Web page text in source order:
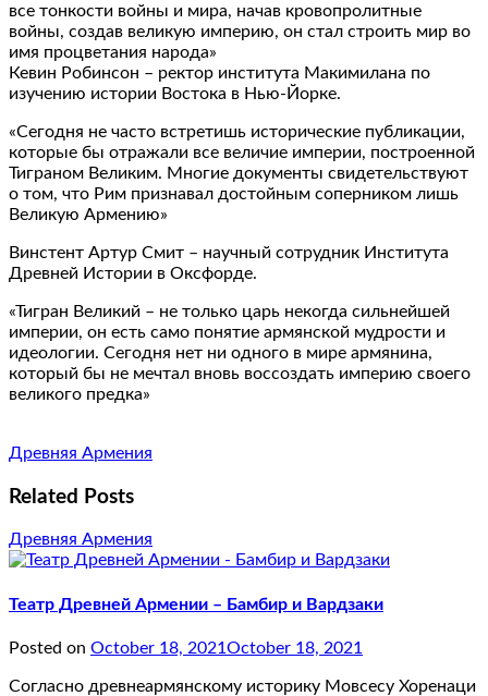
все тонкости войны и мира, начав кровопролитные
войны, создав великую империю, он стал строить мир во
имя процветания народа»
Кевин Робинсон – ректор института Макимилана по
изучению истории Востока в Нью-Йорке.
«Сегодня не часто встретишь исторические публикации,
которые бы отражали все величие империи, построенной
Тиграном Великим. Многие документы свидетельствуют
о том, что Рим признавал достойным соперником лишь
Великую Армению»
Винстент Артур Смит – научный сотрудник Института
Древней Истории в Оксфорде.
«Тигран Великий – не только царь некогда сильнейшей
империи, он есть само понятие армянской мудрости и
идеологии. Сегодня нет ни одного в мире армянина,
который бы не мечтал вновь воссоздать империю своего
великого предка»
Древняя Армения
Related Posts
Древняя Армения
Театр Древней Армении – Бамбир и Вардзаки
Posted on October 18, 2021 October 18, 2021
Согласно древнеармянскому историку Мовсесу Хоренаци